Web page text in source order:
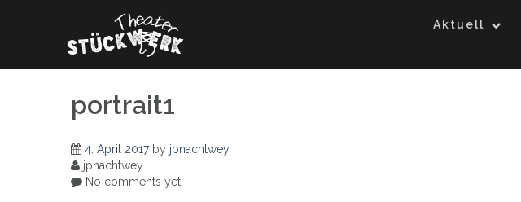
Aktuell
portrait1
4. April 2017by jpnachtwey
jpnachtwey
No comments yet